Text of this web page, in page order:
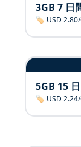
3GB 7 日
🏷️ USD
5GB 15
🏷️ USD